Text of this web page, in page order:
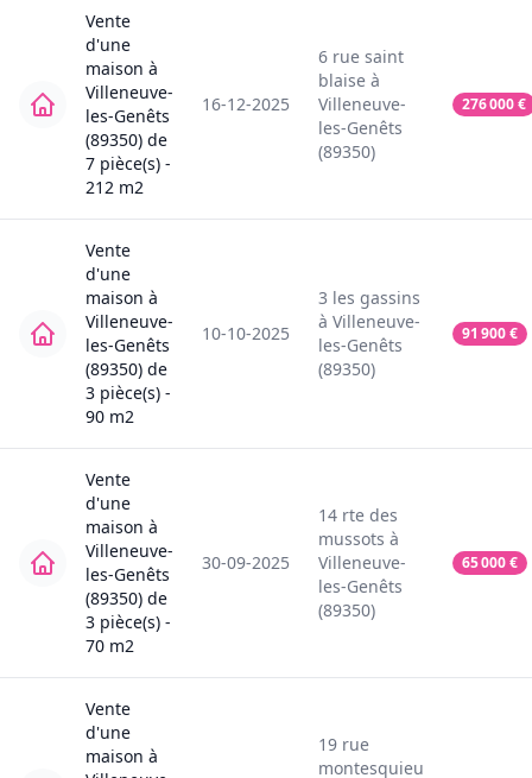
Vente
d'une
maison à
Villeneuve-
les-Genêts
(89350) de
7 pièce(s) -
212 m2
16-12-2025
6 rue saint
blaise à
Villeneuve-
les-Genêts
(89350)
276 000€
Vente
d'une
maison à
Villeneuve-
les-Genêts
(89350) de
3 pièce(s) -
90 m2
10-10-2025
3 les gassins
à Villeneuve-
les-Genêts
(89350)
91 900€
Vente
d'une
maison à
Villeneuve-
les-Genêts
(89350) de
3 pièce(s) -
70 m2
30-09-2025
14 rte des
mussots à
Villeneuve-
les-Genêts
(89350)
65 000€
Vente
d'une
maison à
19 rue
montesquieu